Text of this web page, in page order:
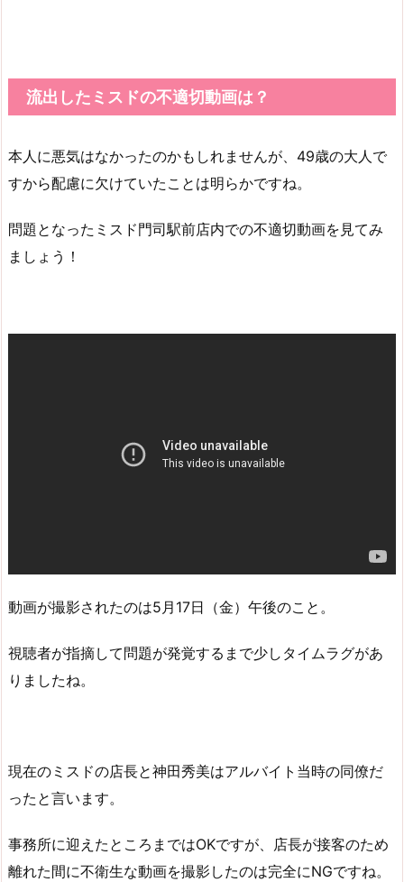
流出したミスドの不適切動画は？
本人に悪気はなかったのかもしれませんが、49歳の大人で
すから配慮に欠けていたことは明らかですね。
問題となったミスド門司駅前店内での不適切動画を見てみ
ましょう！
動画が撮影されたのは5月17日（金）午後のこと。
視聴者が指摘して問題が発覚するまで少しタイムラグがあ
りましたね。
現在のミスドの店長と神田秀美はアルバイト当時の同僚だ
ったと言います。
事務所に迎えたところまではOKですが、店長が接客のため
離れた間に不衛生な動画を撮影したのは完全にNGですね。